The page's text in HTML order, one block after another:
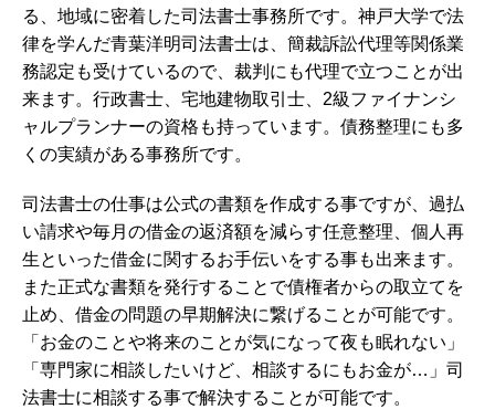
る、地域に密着した司法書士事務所です。神戸大学で法
律を学んだ青葉洋明司法書士は、簡裁訴訟代理等関係業
務認定も受けているので、裁判にも代理で立つことが出
来ます。行政書士、宅地建物取引士、2級ファイナンシ
ャルプランナーの資格も持っています。債務整理にも多
くの実績がある事務所です。
司法書士の仕事は公式の書類を作成する事ですが、過払
い請求や毎月の借金の返済額を減らす任意整理、個人再
生といった借金に関するお手伝いをする事も出来ます。
また正式な書類を発行することで債権者からの取立てを
止め、借金の問題の早期解決に繋げることが可能です。
「お金のことや将来のことが気になって夜も眠れない」
「専門家に相談したいけど、相談するにもお金が…」司
法書士に相談する事で解決することが可能です。